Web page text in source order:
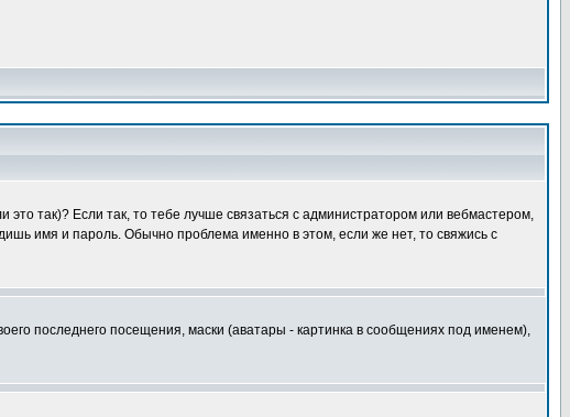
так)? Если так, то тебе лучше связаться с администратором или вебмастером,
имя и пароль. Обычно проблема именно в этом, если же нет, то свяжись с
последнего посещения, маски (аватары - картинка в сообщениях под именем),